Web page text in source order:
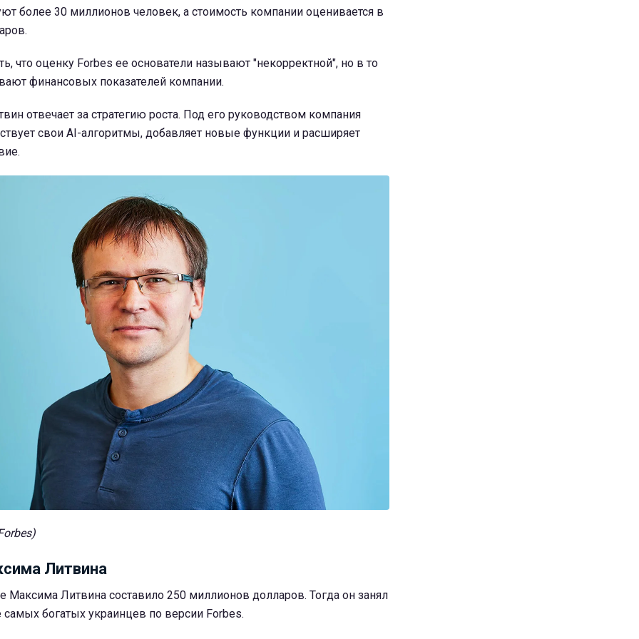
более 30 миллионов человек, а стоимость компании оценивается в
что оценку Forbes ее основатели называют "некорректной", но в то
финансовых показателей компании.
отвечает за стратегию роста. Под его руководством компания
свои AI-алгоритмы, добавляет новые функции и расширяет
Литвина
Максима Литвина составило 250 миллионов долларов. Тогда он занял
богатых украинцев по версии Forbes.